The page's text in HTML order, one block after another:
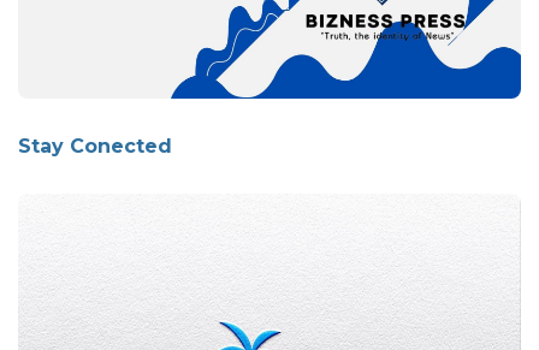
Stay Conected